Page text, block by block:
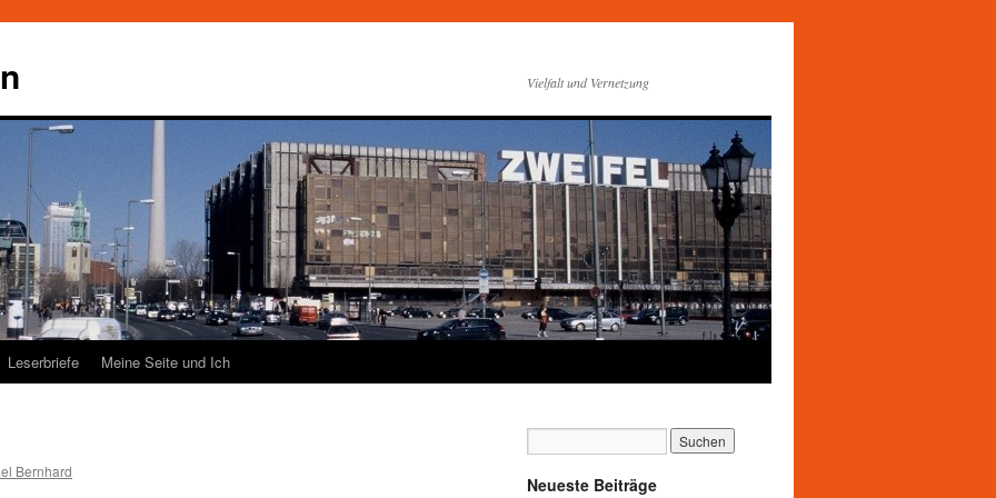
Vielfalt und Vernetzung
Leserbriefe Meine Seite und Ich
Bernhard
Neueste Beiträge